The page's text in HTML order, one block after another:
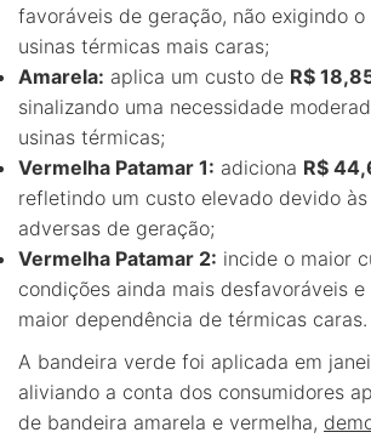
favoráveis de geração, não exigindo
usinas térmicas mais caras;
Amarela: aplica um custo de R$
sinalizando uma necessidade
usinas térmicas;
Vermelha Patamar 1: adiciona R$
refletindo um custo elevado devido
adversas de geração;
Vermelha Patamar 2: incide o maior
condições ainda mais desfavoráveis
maior dependência de térmicas caras.
A bandeira verde foi aplicada em
aliviando a conta dos consumidores
de bandeira amarela e vermelha,